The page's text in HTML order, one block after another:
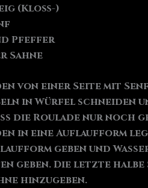
(Kloß-)
Pfeffer
Sahne
von einer Seite mit
in Würfel schneiden
die Roulade nur
in eine Auflaufform
geben und
geben. Die letzte halbe
hinzugeben.